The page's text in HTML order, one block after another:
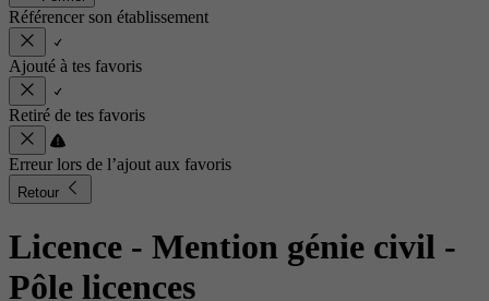
Référencer son établissement
Ajouté à tes favoris
Retiré de tes favoris
Erreur lors de l’ajout aux favoris
Retour
Licence - Mention génie civil -
Pôle licences